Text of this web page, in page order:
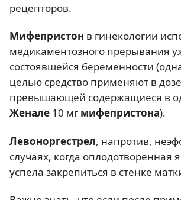
рецепторов.
Мифепристон в гинекологии
медикаментозного прерывания
состоявшейся беременности
целью средство применяют в
превышающей содержащиеся в
Женале 10 мг мифепристона).
Левоноргестрел, напротив,
случаях, когда оплодотворенная
успела закрепиться в стенке